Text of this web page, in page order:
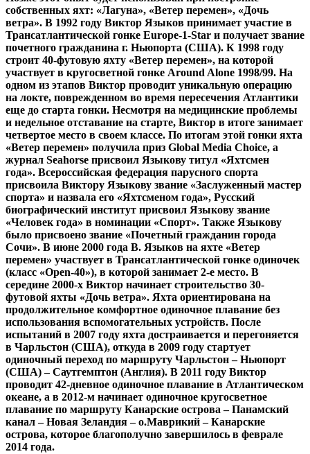
собственных яхт: «Лагуна», «Ветер перемен», «Дочь
ветра». В 1992 году Виктор Языков принимает участие в
Трансатлантической гонке Europe-1-Star и получает звание
почетного гражданина г. Ньюпорта (США). К 1998 году
строит 40-футовую яхту «Ветер перемен», на которой
участвует в кругосветной гонке Around Alone 1998/99. На
одном из этапов Виктор проводит уникальную операцию
на локте, поврежденном во время пересечения Атлантики
еще до старта гонки. Несмотря на медицинские проблемы
и недельное отставание на старте, Виктор в итоге занимает
четвертое место в своем классе. По итогам этой гонки яхта
«Ветер перемен» получила приз Global Media Choice, а
журнал Seahorse присвоил Языкову титул «Яхтсмен
года». Всероссийская федерация парусного спорта
присвоила Виктору Языкову звание «Заслуженный мастер
спорта» и назвала его «Яхтсменом года», Русский
биографический институт присвоил Языкову звание
«Человек года» в номинации «Спорт». Также Языкову
было присвоено звание «Почетный гражданин города
Сочи». В июне 2000 года В. Языков на яхте «Ветер
перемен» участвует в Трансатлантической гонке одиночек
(класс «Open-40»), в которой занимает 2-е место. В
середине 2000-х Виктор начинает строительство 30-
футовой яхты «Дочь ветра». Яхта ориентирована на
продолжительное комфортное одиночное плавание без
использования вспомогательных устройств. После
испытаний в 2007 году яхта достраивается и перегоняется
в Чарльстон (США), откуда в 2009 году стартует
одиночный переход по маршруту Чарльстон – Ньюпорт
(США) – Саутгемптон (Англия). В 2011 году Виктор
проводит 42-дневное одиночное плавание в Атлантическом
океане, а в 2012-м начинает одиночное кругосветное
плавание по маршруту Канарские острова – Панамский
канал – Новая Зеландия – о.Маврикий – Канарские
острова, которое благополучно завершилось в феврале
2014 года.